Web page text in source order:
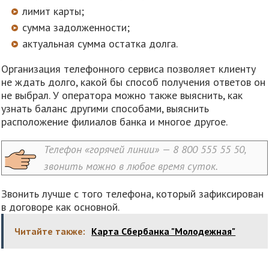
лимит карты;
сумма задолженности;
актуальная сумма остатка долга.
Организация телефонного сервиса позволяет клиенту
не ждать долго, какой бы способ получения ответов он
не выбрал. У оператора можно также выяснить, как
узнать баланс другими способами, выяснить
расположение филиалов банка и многое другое.
Телефон «горячей линии» — 8 800 555 55 50,
звонить можно в любое время суток.
Звонить лучше с того телефона, который зафиксирован
в договоре как основной.
Читайте также: Карта Сбербанка "Молодежная"